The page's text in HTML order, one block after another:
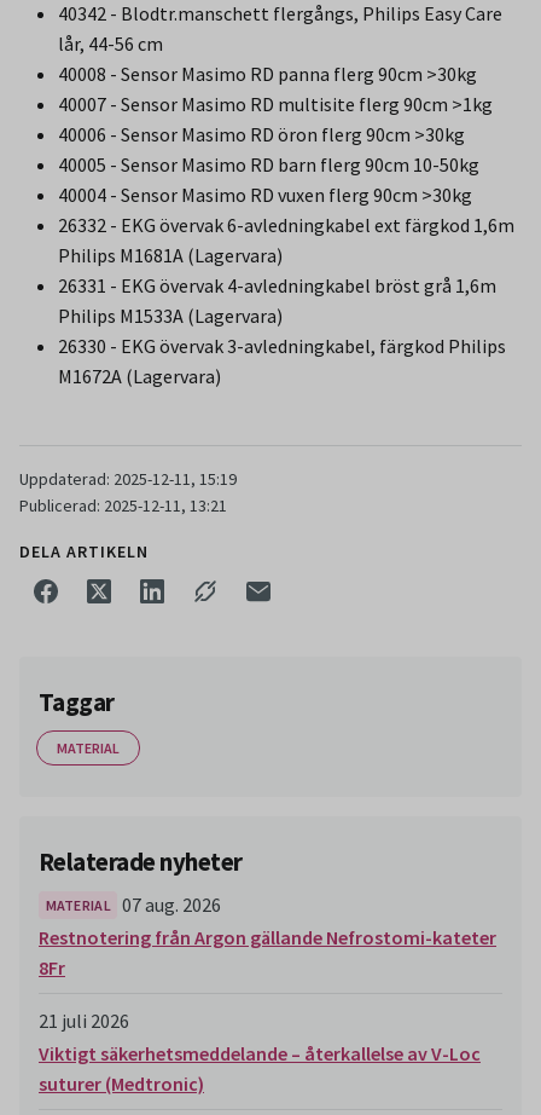
40342 - Blodtr.manschett flergångs, Philips Easy Care
lår, 44-56 cm
40008 - Sensor Masimo RD panna flerg 90cm >30kg
40007 - Sensor Masimo RD multisite flerg 90cm >1kg
40006 - Sensor Masimo RD öron flerg 90cm >30kg
40005 - Sensor Masimo RD barn flerg 90cm 10-50kg
40004 - Sensor Masimo RD vuxen flerg 90cm >30kg
26332 - EKG övervak 6-avledningkabel ext färgkod 1,6m
Philips M1681A (Lagervara)
26331 - EKG övervak 4-avledningkabel bröst grå 1,6m
Philips M1533A (Lagervara)
26330 - EKG övervak 3-avledningkabel, färgkod Philips
M1672A (Lagervara)
Uppdaterad: 2025-12-11, 15:19
Publicerad: 2025-12-11, 13:21
DELA ARTIKELN
Taggar
MATERIAL
Relaterade nyheter
MATERIAL
07 aug. 2026
Restnotering från Argon gällande Nefrostomi-kateter
8Fr
21 juli 2026
Viktigt säkerhetsmeddelande – återkallelse av V-Loc
suturer (Medtronic)